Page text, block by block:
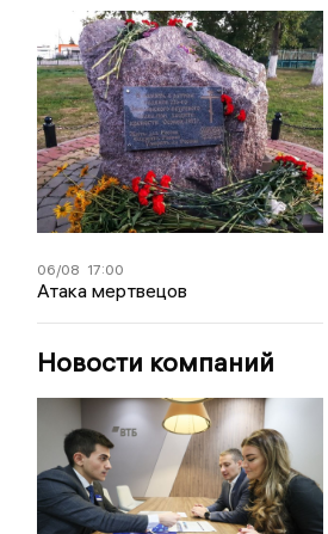
06/08 17:00
Атака мертвецов
Новости компаний